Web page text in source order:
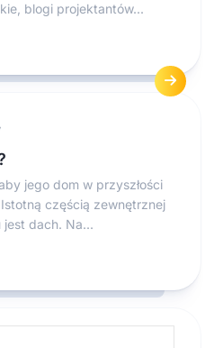
blogi projektantów...
jego dom w przyszłości
częścią zewnętrznej
dach. Na...